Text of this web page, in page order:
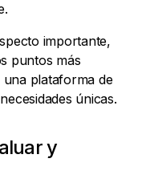
importante,
puntos más
plataforma de
únicas.
y